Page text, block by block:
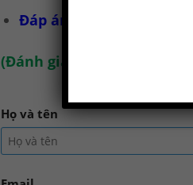
Đáp án bài kiểm tra
(Đánh giá chúng tôi tại đây
Họ và tên